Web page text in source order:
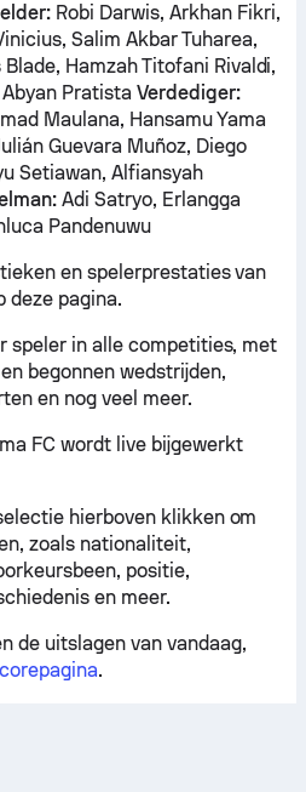
Robi Darwis, Arkhan Fikri,
Salim Akbar Tuharea,
Hamzah Titofani Rivaldi,
Pratista Verdediger:
Maulana, Hansamu Yama
Guevara Muñoz, Diego
Setiawan, Alfiansyah
Adi Satryo, Erlangga
Pandenuwu
en spelerprestaties van
deze pagina.
speler in alle competities, met
begonnen wedstrijden,
en nog veel meer.
FC wordt live bijgewerkt
hierboven klikken om
zoals nationaliteit,
positie,
en meer.
de uitslagen van vandaag,
.